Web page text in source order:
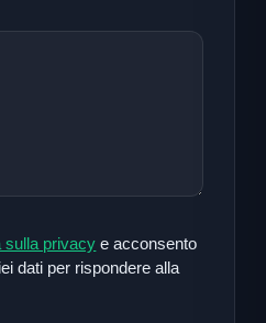
sulla privacy e acconsento
dati per rispondere alla